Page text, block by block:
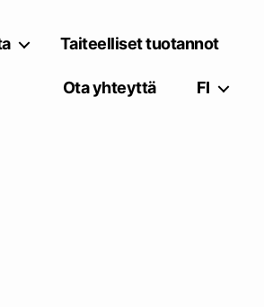
Taiteelliset tuotannot
Ota yhteyttä FI